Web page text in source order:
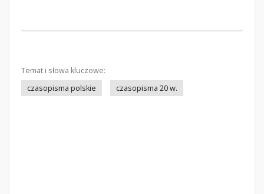
Temat i słowa kluczowe:
czasopisma polskie
czasopisma 20 w.